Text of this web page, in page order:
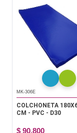
MK-306E
COLCHONETA
CM - PVC - D30
$ 90.800